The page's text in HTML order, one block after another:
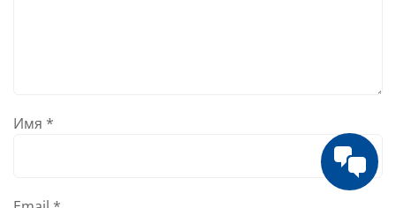
Имя *